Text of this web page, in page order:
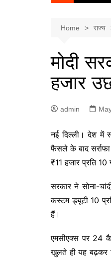
Home राज्य
मोदी
हजार
admin
नई दिल्ली। देश में
फैसले के बाद
₹11 हजार प्रति
सरकार ने सोना-
कस्टम ड्यूटी 10
हैं।
एमसीएक्स पर 24
खुलते ही यह बढ़कर